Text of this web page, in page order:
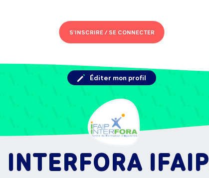
S'INSCRIRE /SE CONNECTER
INTERFORA IFAIP
Éditer mon profil